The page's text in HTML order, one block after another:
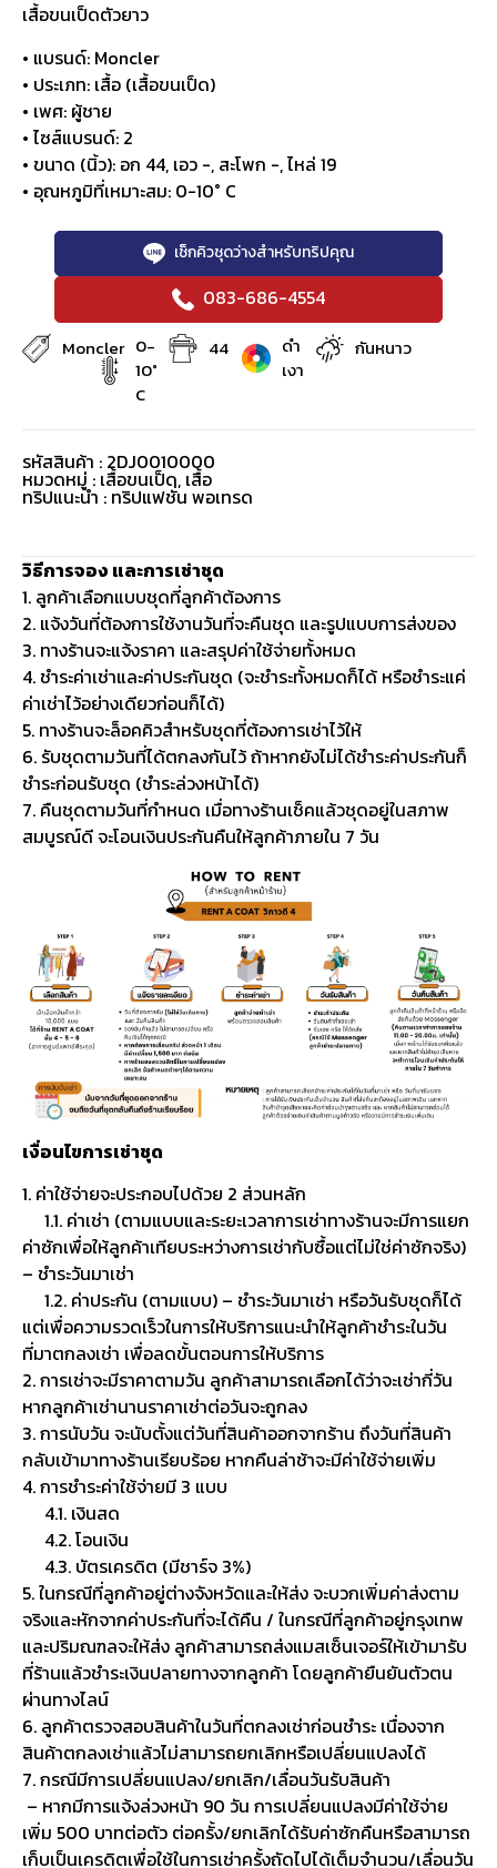
เสื้อขนเป็ดตัวยาว
• แบรนด์: Moncler
• ประเภท: เสื้อ (เสื้อขนเป็ด)
• เพศ: ผู้ชาย
• ไซส์แบรนด์: 2
• ขนาด (นิ้ว): อก 44, เอว -, สะโพก -, ไหล่ 19
• อุณหภูมิที่เหมาะสม: 0-10° C
เช็กคิวชุดว่างสำหรับทริปคุณ
083-686-4554
Moncler 0-
10°
C
44
ดำ
เงา
กันหนาว
รหัสสินค้า : 2DJ0010000
หมวดหมู่ : เสื้อขนเป็ด, เสื้อ
ทริปแนะนำ : ทริปแฟชั่น พอเทรด
วิธีการจอง และการเช่าชุด
1. ลูกค้าเลือกแบบชุดที่ลูกค้าต้องการ
2. แจ้งวันที่ต้องการใช้งานวันที่จะคืนชุด และรูปแบบการส่งของ
3. ทางร้านจะแจ้งราคา และสรุปค่าใช้จ่ายทั้งหมด
4. ชำระค่าเช่าและค่าประกันชุด (จะชำระทั้งหมดก็ได้ หรือชำระแค่
ค่าเช่าไว้อย่างเดียวก่อนก็ได้)
5. ทางร้านจะล็อคคิวสำหรับชุดที่ต้องการเช่าไว้ให้
6. รับชุดตามวันที่ได้ตกลงกันไว้ ถ้าหากยังไม่ได้ชำระค่าประกันก็
ชำระก่อนรับชุด (ชำระล่วงหน้าได้)
7. คืนชุดตามวันที่กำหนด เมื่อทางร้านเช็คแล้วชุดอยู่ในสภาพ
สมบูรณ์ดี จะโอนเงินประกันคืนให้ลูกค้าภายใน 7 วัน
เงื่อนไขการเช่าชุด
1. ค่าใช้จ่ายจะประกอบไปด้วย 2 ส่วนหลัก
1.1. ค่าเช่า (ตามแบบและระยะเวลาการเช่าทางร้านจะมีการแยก
ค่าซักเพื่อให้ลูกค้าเทียบระหว่างการเช่ากับซื้อแต่ไม่ใช่ค่าซักจริง)
– ชำระวันมาเช่า
1.2. ค่าประกัน (ตามแบบ) – ชำระวันมาเช่า หรือวันรับชุดก็ได้
แต่เพื่อความรวดเร็วในการให้บริการแนะนำให้ลูกค้าชำระในวัน
ที่มาตกลงเช่า เพื่อลดขั้นตอนการให้บริการ
2. การเช่าจะมีราคาตามวัน ลูกค้าสามารถเลือกได้ว่าจะเช่ากี่วัน
หากลูกค้าเช่านานราคาเช่าต่อวันจะถูกลง
3. การนับวัน จะนับตั้งแต่วันที่สินค้าออกจากร้าน ถึงวันที่สินค้า
กลับเข้ามาทางร้านเรียบร้อย หากคืนล่าช้าจะมีค่าใช้จ่ายเพิ่ม
4. การชำระค่าใช้จ่ายมี 3 แบบ
4.1. เงินสด
4.2. โอนเงิน
4.3. บัตรเครดิต (มีชาร์จ 3%)
5. ในกรณีที่ลูกค้าอยู่ต่างจังหวัดและให้ส่ง จะบวกเพิ่มค่าส่งตาม
จริงและหักจากค่าประกันที่จะได้คืน / ในกรณีที่ลูกค้าอยู่กรุงเทพ
และปริมณฑลจะให้ส่ง ลูกค้าสามารถส่งแมสเซ็นเจอร์ให้เข้ามารับ
ที่ร้านแล้วชำระเงินปลายทางจากลูกค้า โดยลูกค้ายืนยันตัวตน
ผ่านทางไลน์
6. ลูกค้าตรวจสอบสินค้าในวันที่ตกลงเช่าก่อนชำระ เนื่องจาก
สินค้าตกลงเช่าแล้วไม่สามารถยกเลิกหรือเปลี่ยนแปลงได้
7. กรณีมีการเปลี่ยนแปลง/ยกเลิก/เลื่อนวันรับสินค้า
– หากมีการแจ้งล่วงหน้า 90 วัน การเปลี่ยนแปลงมีค่าใช้จ่าย
เพิ่ม 500 บาทต่อตัว ต่อครั้ง/ยกเลิกได้รับค่าซักคืนหรือสามารถ
เก็บเป็นเครดิตเพื่อใช้ในการเช่าครั้งถัดไปได้เต็มจำนวน/เลื่อนวัน